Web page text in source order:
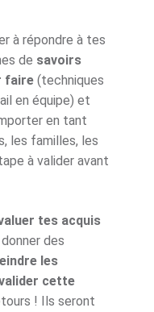
à répondre à tes
de savoirs
faire (techniques
en équipe) et
en tant
les familles, les
à valider avant
tes acquis
des
les
cette
! Ils seront